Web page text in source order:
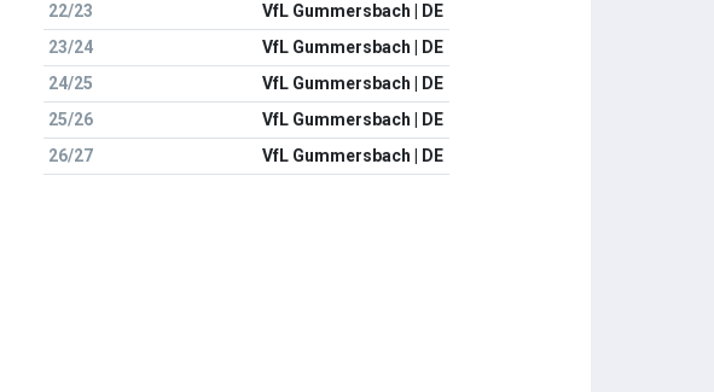
22/23
VfL Gummersbach | DE
23/24
VfL Gummersbach | DE
24/25
VfL Gummersbach | DE
25/26
VfL Gummersbach | DE
26/27
VfL Gummersbach | DE